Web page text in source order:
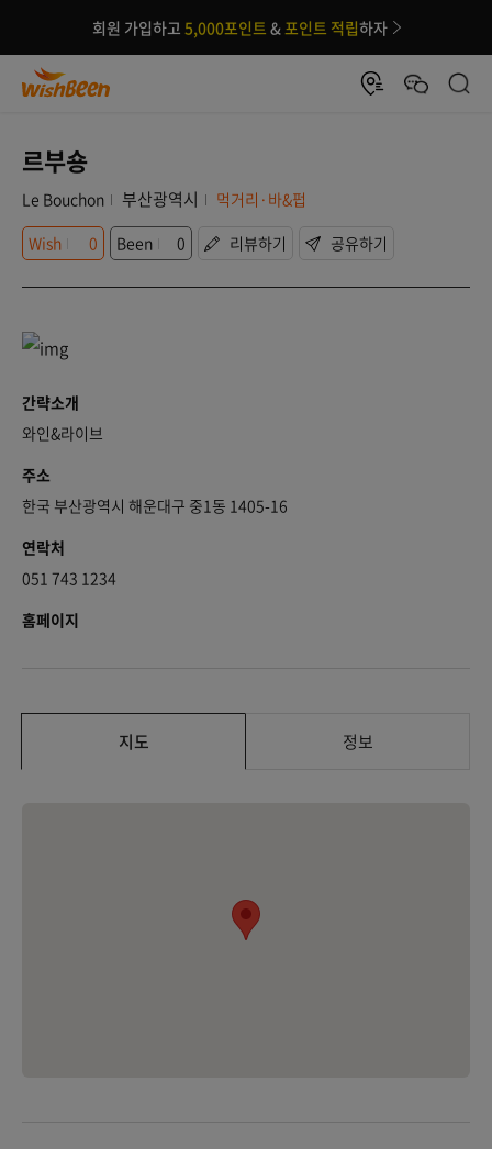
회원 가입하고 5,000포인트 &포인트 적립하자
르부숑
Le Bouchon 부산광역시
먹거리·바&펍
Wish
0 Been 0 리뷰하기 공유하기
간략소개
와인&라이브
주소
한국 부산광역시 해운대구 중1동 1405-16
연락처
051 743 1234
홈페이지
지도 정보